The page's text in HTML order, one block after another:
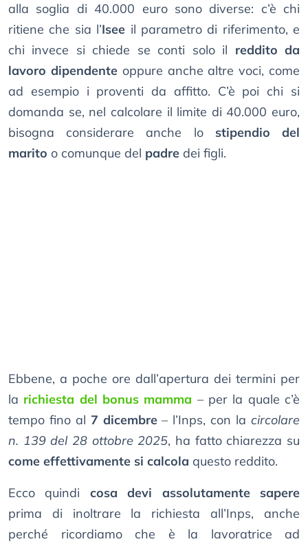
alla soglia di 40.000 euro sono diverse: c’è chi
ritiene che sia l’Isee il parametro di riferimento, e
chi invece si chiede se conti solo il reddito da
lavoro dipendenteoppure anche altre voci, come
ad esempio i proventi da affitto. C’è poi chi si
domanda se, nel calcolare il limite di 40.000 euro,
bisogna considerare anche lo stipendio del
marito o comunque del padre dei figli.
Ebbene, a poche ore dall’apertura dei termini per
la richiesta del bonus mamma – per la quale c’è
tempo fino al 7 dicembre– l’Inps, con lacircolare
n. 139 del 28 ottobre 2025, ha fatto chiarezza su
come effettivamente si calcola questo reddito.
Ecco quindi cosa devi assolutamente sapere
prima di inoltrare la richiesta all’Inps, anche
perché ricordiamo che è la lavoratrice ad